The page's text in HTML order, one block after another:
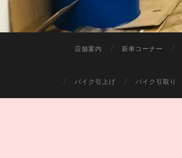
店舗案内 新車コーナー
バイク引上げ バイク引取り